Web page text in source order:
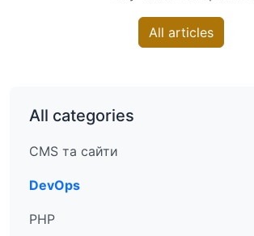
All articles
All categories
CMS та сайти
DevOps
PHP